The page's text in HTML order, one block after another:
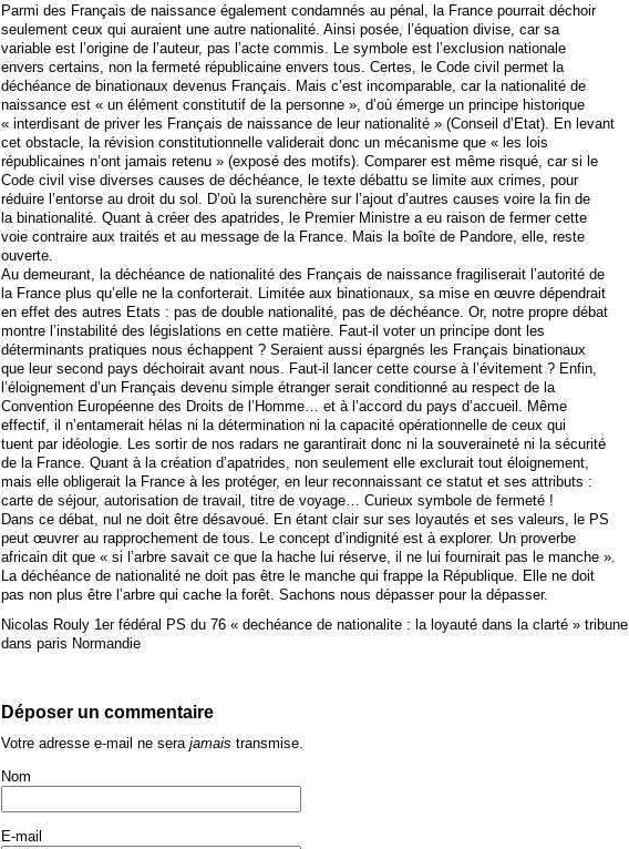
Parmi des Français de naissance également condamnés au pénal, la France pourrait déchoir
seulement ceux qui auraient une autre nationalité. Ainsi posée, l’équation divise, car sa
variable est l’origine de l’auteur, pas l’acte commis. Le symbole est l’exclusion nationale
envers certains, non la fermeté républicaine envers tous. Certes, le Code civil permet la
déchéance de binationaux devenus Français. Mais c’est incomparable, car la nationalité de
naissance est « un élément constitutif de la personne », d’où émerge un principe historique
« interdisant de priver les Français de naissance de leur nationalité » (Conseil d’Etat). En levant
cet obstacle, la révision constitutionnelle validerait donc un mécanisme que « les lois
républicaines n’ont jamais retenu » (exposé des motifs). Comparer est même risqué, car si le
Code civil vise diverses causes de déchéance, le texte débattu se limite aux crimes, pour
réduire l’entorse au droit du sol. D’où la surenchère sur l’ajout d’autres causes voire la fin de
la binationalité. Quant à créer des apatrides, le Premier Ministre a eu raison de fermer cette
voie contraire aux traités et au message de la France. Mais la boîte de Pandore, elle, reste
ouverte.
Au demeurant, la déchéance de nationalité des Français de naissance fragiliserait l’autorité de
la France plus qu’elle ne la conforterait. Limitée aux binationaux, sa mise en œuvre dépendrait
en effet des autres Etats : pas de double nationalité, pas de déchéance. Or, notre propre débat
montre l’instabilité des législations en cette matière. Faut-il voter un principe dont les
déterminants pratiques nous échappent ? Seraient aussi épargnés les Français binationaux
que leur second pays déchoirait avant nous. Faut-il lancer cette course à l’évitement ? Enfin,
l’éloignement d’un Français devenu simple étranger serait conditionné au respect de la
Convention Européenne des Droits de l’Homme… et à l’accord du pays d’accueil. Même
effectif, il n’entamerait hélas ni la détermination ni la capacité opérationnelle de ceux qui
tuent par idéologie. Les sortir de nos radars ne garantirait donc ni la souveraineté ni la sécurité
de la France. Quant à la création d’apatrides, non seulement elle exclurait tout éloignement,
mais elle obligerait la France à les protéger, en leur reconnaissant ce statut et ses attributs :
carte de séjour, autorisation de travail, titre de voyage… Curieux symbole de fermeté !
Dans ce débat, nul ne doit être désavoué. En étant clair sur ses loyautés et ses valeurs, le PS
peut œuvrer au rapprochement de tous. Le concept d’indignité est à explorer. Un proverbe
africain dit que « si l’arbre savait ce que la hache lui réserve, il ne lui fournirait pas le manche ».
La déchéance de nationalité ne doit pas être le manche qui frappe la République. Elle ne doit
pas non plus être l’arbre qui cache la forêt. Sachons nous dépasser pour la dépasser.
Nicolas Rouly 1er fédéral PS du 76 « dechéance de nationalite : la loyauté dans la clarté » tribune
dans paris Normandie
Déposer un commentaire
Votre adresse e-mail ne sera jamais transmise.
Nom
E-mail